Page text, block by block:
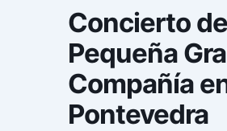
Concierto de
Pequeña
Compañía
Pontevedra